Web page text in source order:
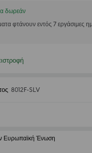
δωρεάν
φτάνουν εντός 7 εργάσιμες
8012F-SLV
Ευρωπαϊκή Ένωση